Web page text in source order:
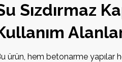
Sızdırmaz
ürün, hem betonarme